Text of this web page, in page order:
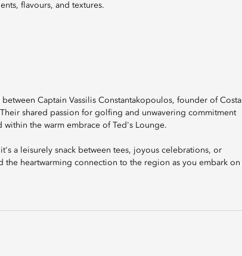
flavours, and textures.
Captain Vassilis Constantakopoulos, founder of Costa
shared passion for golfing and unwavering commitment
the warm embrace of Ted's Lounge.
a leisurely snack between tees, joyous celebrations, or
the heartwarming connection to the region as you embark on